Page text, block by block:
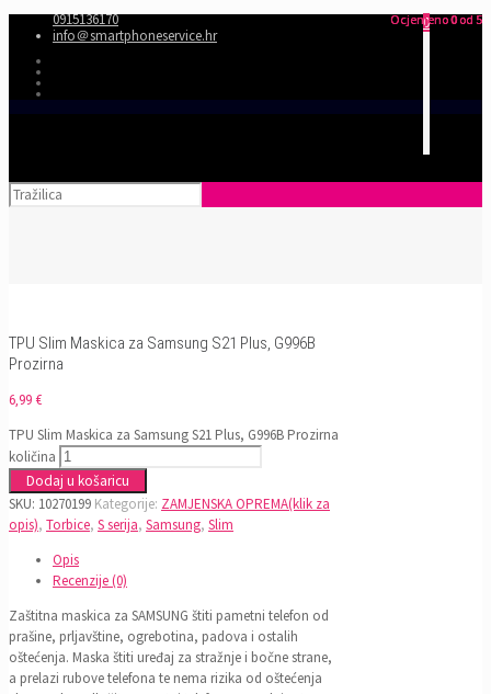
0915136170
info＠smartphoneservice.hr
0
TPU Slim Maskica za Samsung S21 Plus, G996B
Prozirna
6,99 €
TPU Slim Maskica za Samsung S21 Plus, G996B Prozirna
količina
Dodaj u košaricu
SKU: 10270199 Kategorije: ZAMJENSKA OPREMA(klik za
opis), Torbice, S serija, Samsung, Slim
Opis
Recenzije (0)
Zaštitna maskica za SAMSUNG štiti pametni telefon od
prašine, prljavštine, ogrebotina, padova i ostalih
oštećenja. Maska štiti uređaj za stražnje i bočne strane,
a prelazi rubove telefona te nema rizika od oštećenja
Ocjenjeno0od 5
Ocjenjeno0od 5
Ocjenjeno0od 5